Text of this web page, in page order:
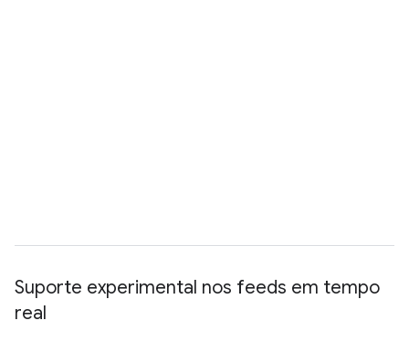
Suporte experimental nos feeds em tempo
real